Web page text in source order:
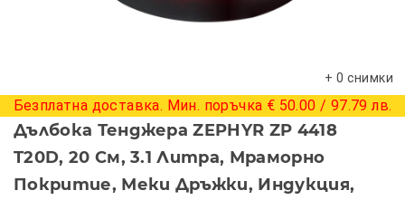
+ 0 снимки
Безплатна доставка. Мин. поръчка € 50.00 / 97.79 лв.
Дълбока Тенджера ZEPHYR ZP 4418
T20D, 20 См, 3.1 Литра, Мраморно
Покритие, Меки Дръжки, Индукция,